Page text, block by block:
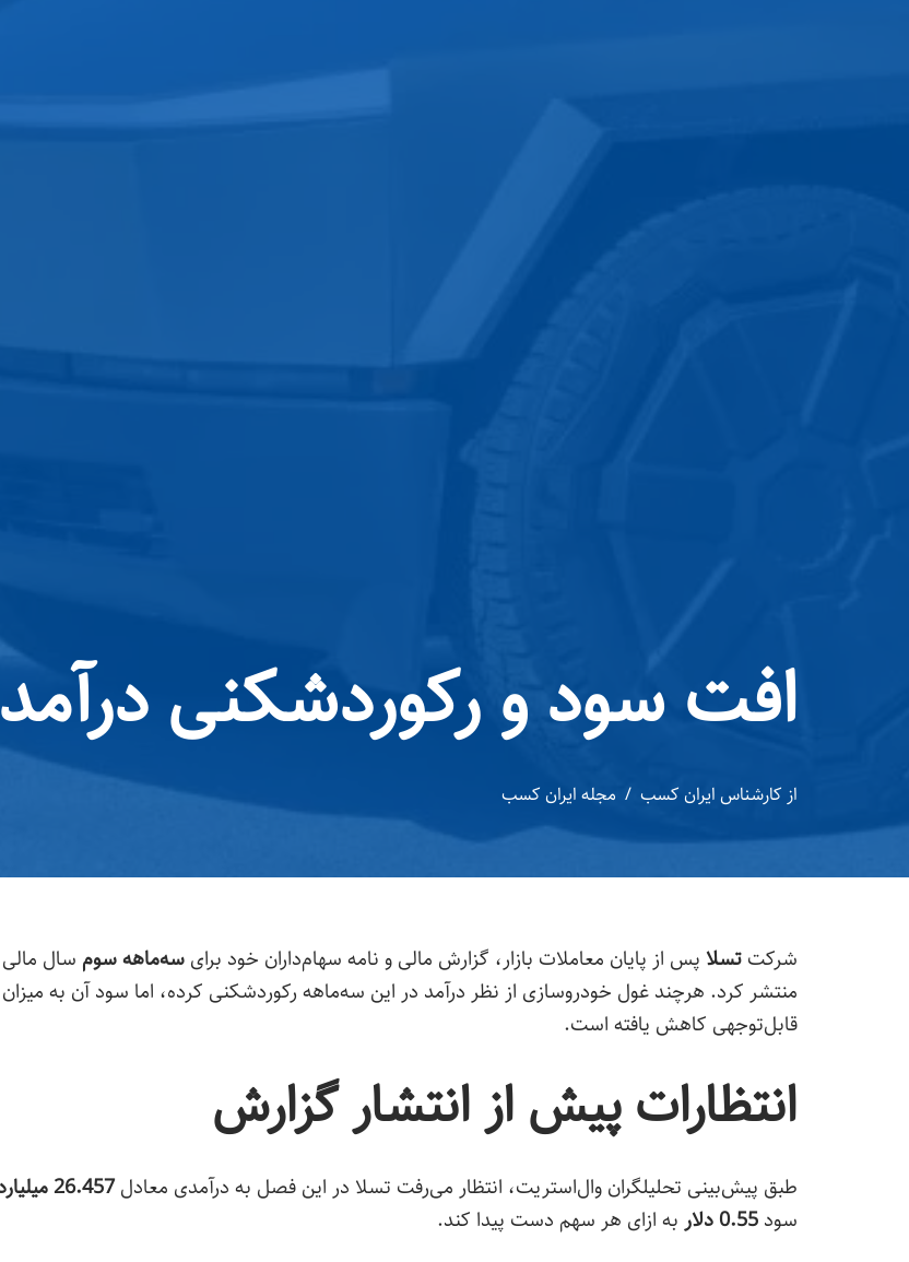
افت سود و رکوردشکنی درآمد
از کارشناس ایران کسب مجله ایران کسب
شرکت تسلا پس از پایان معاملات بازار، گزارش مالی و نامه سهام‌داران خود برای سه‌ماهه سوم
منتشر کرد. هرچند غول خودروسازی از نظر درآمد در این سه‌ماهه رکوردشکنی کرده، اما سود آن به میزان
قابل‌توجهی کاهش یافته است.
انتظارات پیش از انتشار گزارش
طبق پیش‌بینی تحلیلگران وال‌استریت، انتظار می‌رفت تسلا در این فصل به درآمدی معادل26.457 میلیارد دلار
سود 0.55 دلار به ازای هر سهم دست پیدا کند.